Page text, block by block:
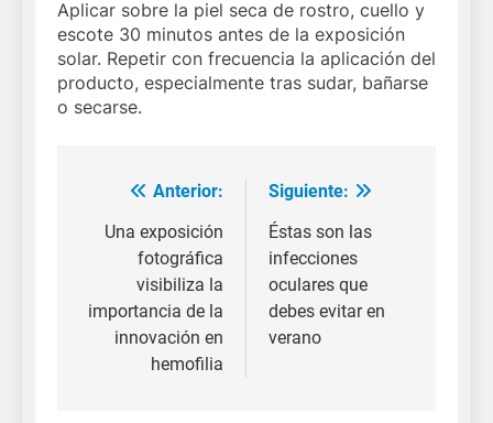
Aplicar sobre la piel seca de rostro, cuello y
escote 30 minutos antes de la exposición
solar. Repetir con frecuencia la aplicación del
producto, especialmente tras sudar, bañarse
o secarse.
Navegación
de
entradas
Anterior:
Una exposición
fotográfica
visibiliza la
importancia de la
innovación en
hemofilia
Siguiente:
Éstas son las
infecciones
oculares que
debes evitar en
verano